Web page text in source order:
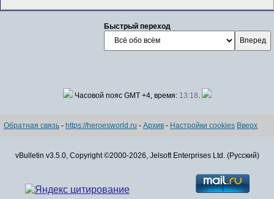
Быстрый переход
Часовой пояс GMT +4, время: 13:18
Обратная связь - https://heroesworld.ru - Архив - Настройки cookies Вверх
vBulletin v3.5.0, Copyright ©2000-2026, Jelsoft Enterprises Ltd. (Русский)